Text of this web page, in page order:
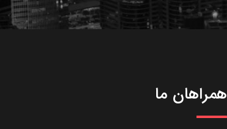
همراهان ما